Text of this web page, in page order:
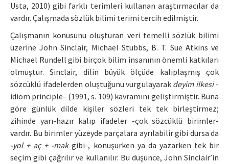
Usta, 2010) gibi farklı terimleri kullanan araştırmacılar da
vardır. Çalışmada sözlük bilimi terimi tercih edilmiştir.
Çalışmanın konusunu oluşturan veri temelli sözlük bilimi
üzerine John Sinclair, Michael Stubbs, B. T. Sue Atkins ve
Michael Rundell gibi birçok bilim insanının önemli katkıları
olmuştur. Sinclair, dilin büyük ölçüde kalıplaşmış çok
sözcüklü ifadelerden oluştuğunu vurgulayarak deyim ilkesi-
idiom principle- (1991, s. 109) kavramını geliştirmiştir. Buna
göre günlük dilde kişiler sözleri tek tek birleştirmez;
zihinde yarı-hazır kalıp ifadeler -çok sözcüklü birimler-
vardır. Bu birimler yüzeyde parçalara ayrılabilir gibi dursa da
-yol + aç + -makgibi-, konuşurken ya da yazarken tek bir
seçim gibi çağrılır ve kullanılır. Bu düşünce, John Sinclair’in